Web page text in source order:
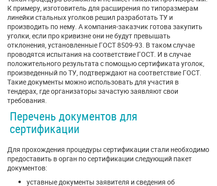
К примеру, изготовитель для расширения по типоразмерам
линейки стальных уголков решил разработать ТУ и
производить по нему. А компания-заказчик готова закупить
уголки, если про кривизне они не будут превышать
отклонения, установленные ГОСТ 8509-93. В таком случае
проводятся испытания на соответствие ГОСТ. И в случае
положительного результата с помощью сертификата уголок,
произведенный по ТУ, подтверждают на соответствие ГОСТ.
Такие документы можно использовать для участия в
тендерах, где организаторы зачастую заявляют свои
требования.
Перечень документов для
сертификации
Для прохождения процедуры сертификации стали необходимо
предоставить в орган по сертификации следующий пакет
документов:
уставные документы заявителя и сведения об